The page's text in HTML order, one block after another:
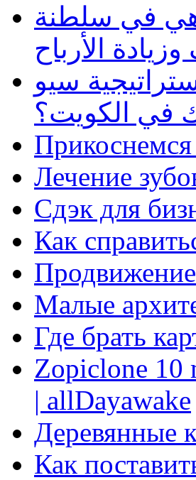
في سلطنة
الأرباح
سيو
في الكويت؟
Прикоснемся
Лечение
Сдэк для
Как
Малые
Где брать
Zopiclone 10
| allDayawake
Деревянные
Как